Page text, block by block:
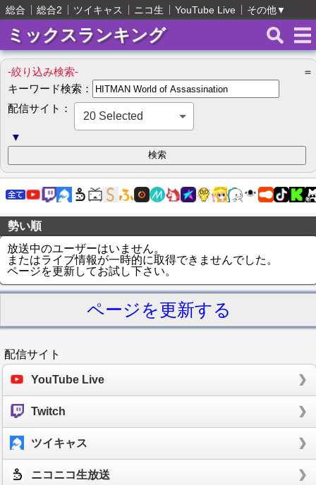
総合 総合2 ツイキャス ニコ生 YouTube Live その他▼
ミックスランキング
-絞り込み検索-
＝
キーワード検索：
配信サイト：
20 Selected
▼
勢い順
放送中のユーザーはいません。
またはライブ情報が一時的に取得できませんでした。
ページを更新してお試し下さい。
ページを更新する
配信サイト
YouTube Live
Twitch
ツイキャス
ニコニコ生放送